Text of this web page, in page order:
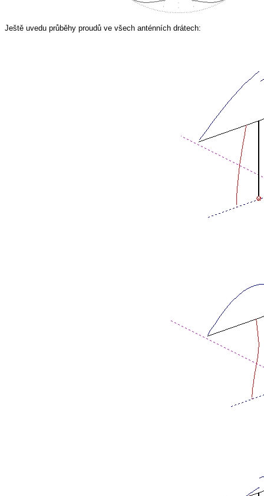
Ještě uvedu průběhy proudů ve všech anténních drátech: